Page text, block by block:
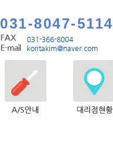
031-8047-5114
031-366-8004
koritakim@naver.com